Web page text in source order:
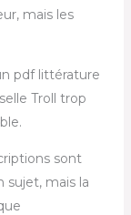
mais les
pdf littérature
Troll trop
sont
sujet, mais la